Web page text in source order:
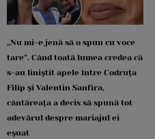
„Nu mi-e jenă să o spun cu voce
tare”. Când toată lumea credea că
s-au liniștit apele între Codruța
Filip și Valentin Sanfira,
cântăreața a decis să spună tot
adevărul despre mariajul ei
eșuat